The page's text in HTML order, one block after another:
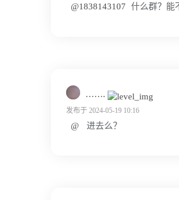
@1838143107 什么群？能
…….
发布于 2024-05-19 10:16
@ 进去么？